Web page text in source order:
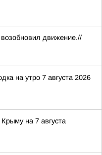
возобновил движение.//
на утро 7 августа 2026
на 7 августа